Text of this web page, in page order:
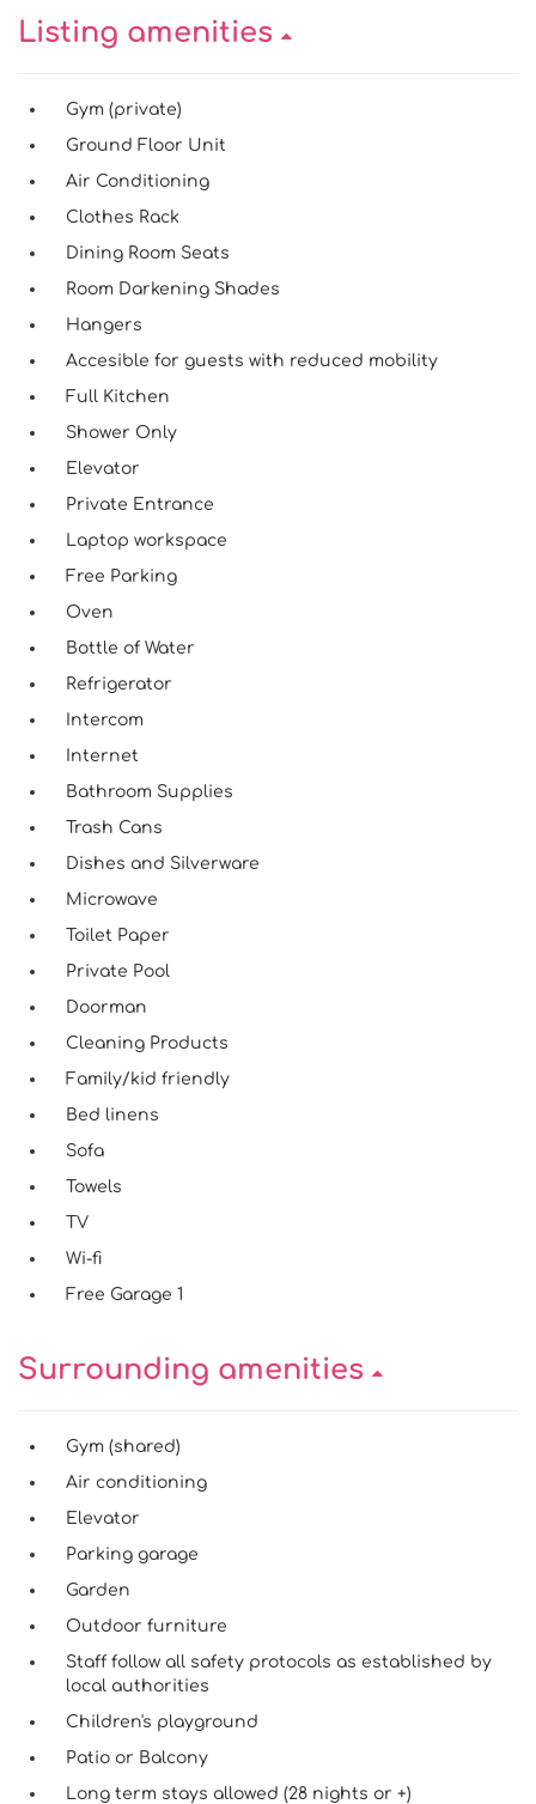
Listing amenities
Gym (private)
Ground Floor Unit
Air Conditioning
Clothes Rack
Dining Room Seats
Room Darkening Shades
Hangers
Accesible for guests with reduced mobility
Full Kitchen
Shower Only
Elevator
Private Entrance
Laptop workspace
Free Parking
Oven
Bottle of Water
Refrigerator
Intercom
Internet
Bathroom Supplies
Trash Cans
Dishes and Silverware
Microwave
Toilet Paper
Private Pool
Doorman
Cleaning Products
Family/kid friendly
Bed linens
Sofa
Towels
TV
Wi-fi
Free Garage 1
Surrounding amenities
Gym (shared)
Air conditioning
Elevator
Parking garage
Garden
Outdoor furniture
Staff follow all safety protocols as established by
local authorities
Children's playground
Patio or Balcony
Long term stays allowed (28 nights or +)